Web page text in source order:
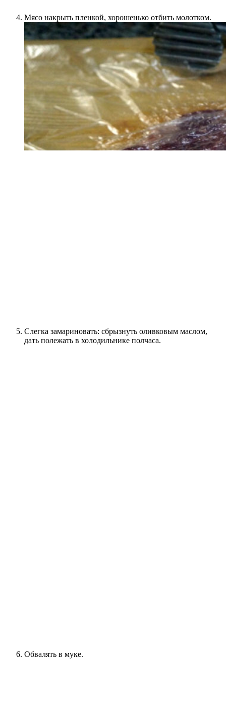
Мясо накрыть пленкой, хорошенько отбить молотком.
Слегка замариновать: сбрызнуть оливковым маслом,
дать полежать в холодильнике полчаса.
Обвалять в муке.